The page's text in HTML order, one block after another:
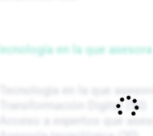
Tecnología en la que asesora